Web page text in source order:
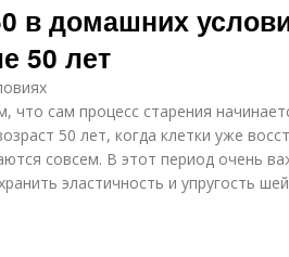
в домашних
50 лет
сам процесс старения
50 лет, когда клетки уже
совсем. В этот период очень
эластичность и упругость